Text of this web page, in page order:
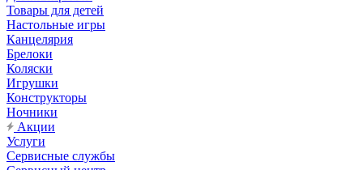
Товары для детей
Настольные игры
Канцелярия
Брелоки
Коляски
Игрушки
Конструкторы
Ночники
Акции
Услуги
Сервисные службы